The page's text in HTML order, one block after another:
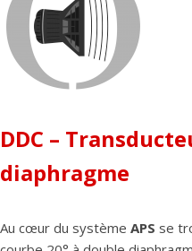
DDC –
diaphragme
Au cœur du système APS se